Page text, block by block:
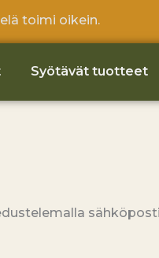
toimi oikein.
Syötävät tuotteet